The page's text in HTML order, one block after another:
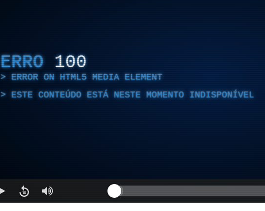
ERRO 100
ERROR ON HTML5 MEDIA ELEMENT
ESTE CONTEÚDO ESTÁ NESTE MOMENTO INDISPONÍVEL